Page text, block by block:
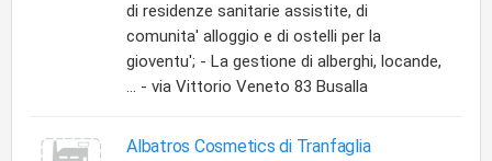
di residenze sanitarie assistite, di
comunita' alloggio e di ostelli per la
gioventu'; - La gestione di alberghi, locande,
... - via Vittorio Veneto 83 Busalla
Albatros Cosmetics di Tranfaglia